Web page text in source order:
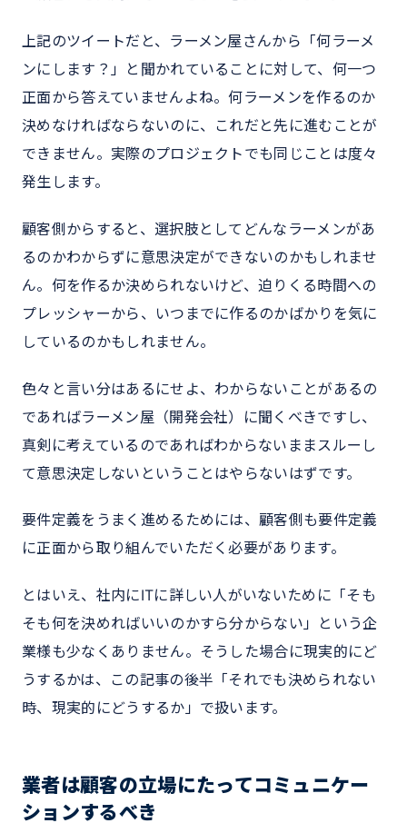
上記のツイートだと、ラーメン屋さんから「何ラーメ
ンにします？」と聞かれていることに対して、何一つ
正面から答えていませんよね。何ラーメンを作るのか
決めなければならないのに、これだと先に進むことが
できません。実際のプロジェクトでも同じことは度々
発生します。
顧客側からすると、選択肢としてどんなラーメンがあ
るのかわからずに意思決定ができないのかもしれませ
ん。何を作るか決められないけど、迫りくる時間への
プレッシャーから、いつまでに作るのかばかりを気に
しているのかもしれません。
色々と言い分はあるにせよ、わからないことがあるの
であればラーメン屋（開発会社）に聞くべきですし、
真剣に考えているのであればわからないままスルーし
て意思決定しないということはやらないはずです。
要件定義をうまく進めるためには、顧客側も要件定義
に正面から取り組んでいただく必要があります。
とはいえ、社内にITに詳しい人がいないために「そも
そも何を決めればいいのかすら分からない」という企
業様も少なくありません。そうした場合に現実的にど
うするかは、この記事の後半「それでも決められない
時、現実的にどうするか」で扱います。
業者は顧客の立場にたってコミュニケー
ションするべき